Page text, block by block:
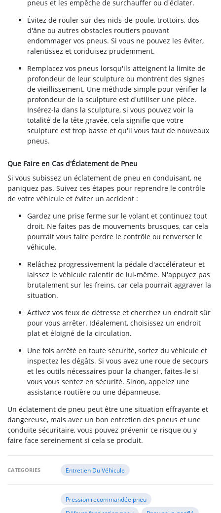
pneus et les empêche de surchauffer ou d'éclater.
Évitez de rouler sur des nids-de-poule, trottoirs, dos
d'âne ou autres obstacles routiers pouvant
endommager vos pneus. Si vous ne pouvez les éviter,
ralentissez et conduisez prudemment.
Remplacez vos pneus lorsqu'ils atteignent la limite de
profondeur de leur sculpture ou montrent des signes
de vieillissement. Une méthode simple pour vérifier la
profondeur de la sculpture est d'utiliser une pièce.
Insérez-la dans la sculpture, si vous pouvez voir la
totalité de la tête gravée, cela signifie que votre
sculpture est trop basse et qu'il vous faut de nouveaux
pneus.
Que Faire en Cas d'Éclatement de Pneu
Si vous subissez un éclatement de pneu en conduisant, ne
paniquez pas. Suivez ces étapes pour reprendre le contrôle
de votre véhicule et éviter un accident :
Gardez une prise ferme sur le volant et continuez tout
droit. Ne faites pas de mouvements brusques, car cela
pourrait vous faire perdre le contrôle ou renverser le
véhicule.
Relâchez progressivement la pédale d'accélérateur et
laissez le véhicule ralentir de lui-même. N'appuyez pas
brutalement sur les freins, car cela pourrait aggraver la
situation.
Activez vos feux de détresse et cherchez un endroit sûr
pour vous arrêter. Idéalement, choisissez un endroit
plat et éloigné de la circulation.
Une fois arrêté en toute sécurité, sortez du véhicule et
inspectez les dégâts. Si vous avez une roue de secours
et les outils nécessaires pour la changer, faites-le si
vous vous sentez en sécurité. Sinon, appelez une
assistance routière ou une dépanneuse.
Un éclatement de pneu peut être une situation effrayante et
dangereuse, mais avec un bon entretien des pneus et une
conduite sécuritaire, vous pouvez prévenir ce risque ou y
faire face sereinement si cela se produit.
CATEGORIES Entretien Du Véhicule
Pression recommandée pneu